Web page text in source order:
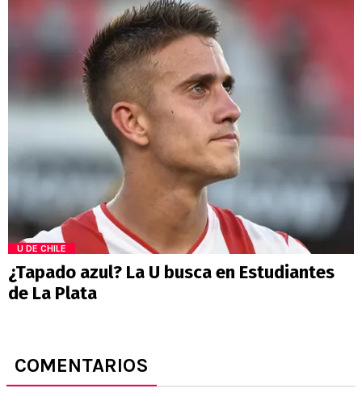
U DE CHILE
¿Tapado azul? La U busca en Estudiantes
de La Plata
COMENTARIOS